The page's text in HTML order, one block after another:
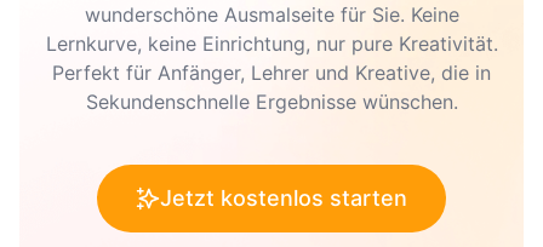
wunderschöne Ausmalseite für Sie. Keine
Lernkurve, keine Einrichtung, nur pure Kreativität.
Perfekt für Anfänger, Lehrer und Kreative, die in
Sekundenschnelle Ergebnisse wünschen.
Jetzt kostenlos starten